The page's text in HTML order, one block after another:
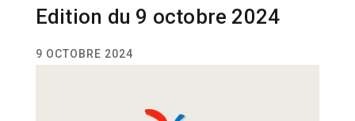
Edition du 9 octobre 2024
9 OCTOBRE 2024